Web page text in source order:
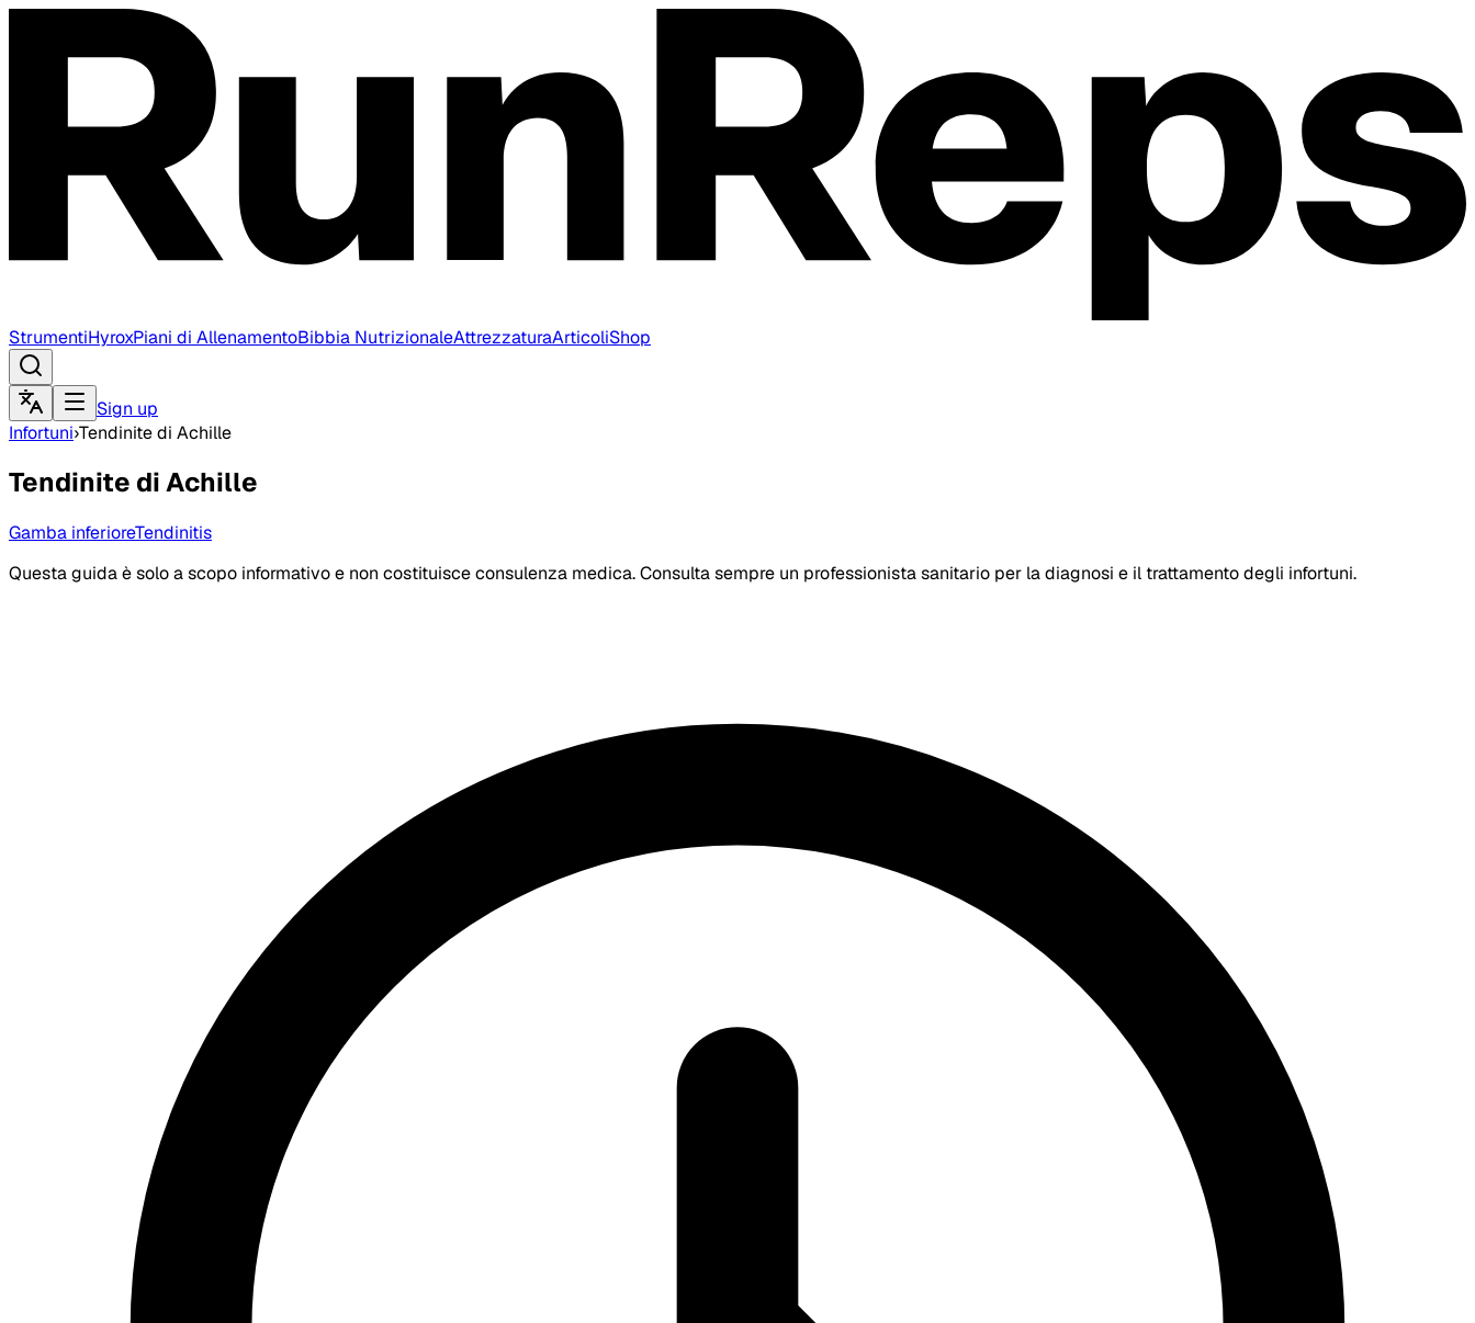
StrumentiHyroxPiani di AllenamentoBibbia NutrizionaleAttrezzaturaArticoliShop
Sign up
Infortuni›Tendinite di Achille
Tendinite di Achille
Gamba inferioreTendinitis
Questa guida è solo a scopo informativo e non costituisce consulenza medica. Consulta sempre un professionista sanitario per la diagnosi e il trattamento degli infortuni.